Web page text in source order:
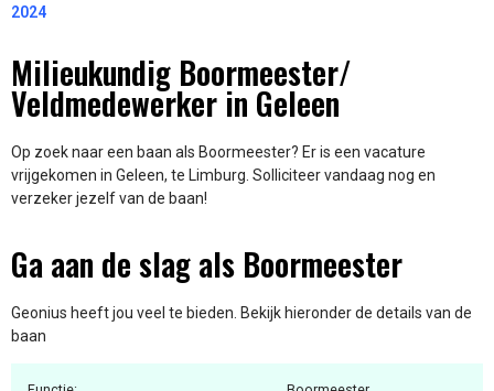
2024
Milieukundig Boormeester/
Veldmedewerker in Geleen
Op zoek naar een baan als Boormeester? Er is een vacature
vrijgekomen in Geleen, te Limburg. Solliciteer vandaag nog en
verzeker jezelf van de baan!
Ga aan de slag als Boormeester
Geonius heeft jou veel te bieden. Bekijk hieronder de details van de
baan